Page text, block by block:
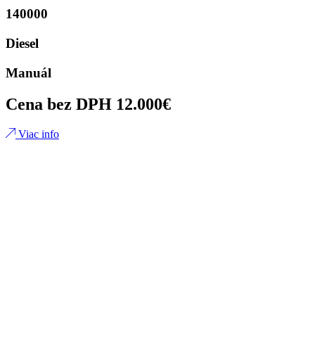
140000
Diesel
Manuál
Cena bez DPH 12.000€
Viac info